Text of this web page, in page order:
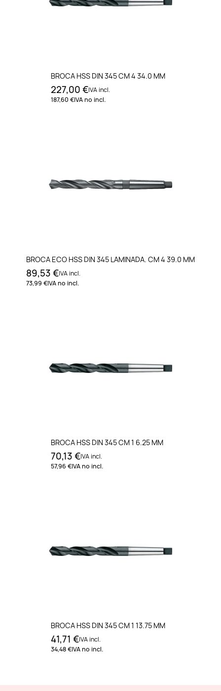
BROCA HSS DIN 345 CM 4 34.0 MM
227,00 €IVA incl.
187,60 €IVA no incl.
BROCA ECO HSS DIN 345 LAMINADA. CM 4 39.0 MM
89,53 €IVA incl.
73,99 €IVA no incl.
BROCA HSS DIN 345 CM 1 6.25 MM
70,13 €IVA incl.
57,96 €IVA no incl.
BROCA HSS DIN 345 CM 1 13.75 MM
41,71 €IVA incl.
34,48 €IVA no incl.